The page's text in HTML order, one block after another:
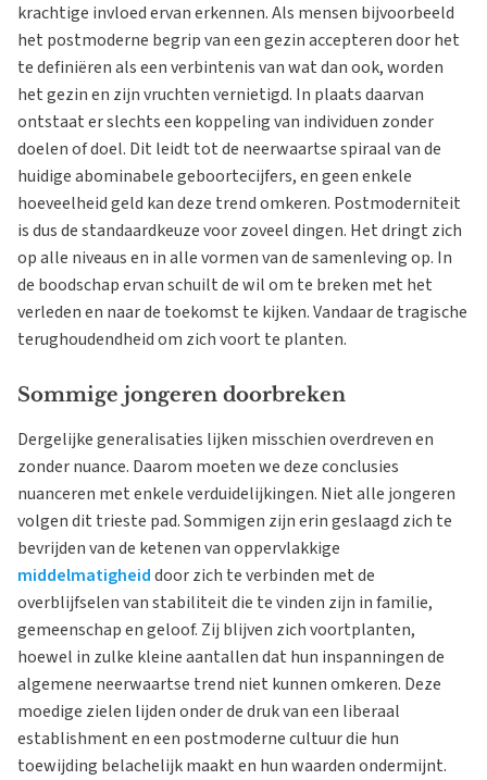
krachtige invloed ervan erkennen. Als mensen bijvoorbeeld
het postmoderne begrip van een gezin accepteren door het
te definiëren als een verbintenis van wat dan ook, worden
het gezin en zijn vruchten vernietigd. In plaats daarvan
ontstaat er slechts een koppeling van individuen zonder
doelen of doel. Dit leidt tot de neerwaartse spiraal van de
huidige abominabele geboortecijfers, en geen enkele
hoeveelheid geld kan deze trend omkeren. Postmoderniteit
is dus de standaardkeuze voor zoveel dingen. Het dringt zich
op alle niveaus en in alle vormen van de samenleving op. In
de boodschap ervan schuilt de wil om te breken met het
verleden en naar de toekomst te kijken. Vandaar de tragische
terughoudendheid om zich voort te planten.
Sommige jongeren doorbreken
Dergelijke generalisaties lijken misschien overdreven en
zonder nuance. Daarom moeten we deze conclusies
nuanceren met enkele verduidelijkingen. Niet alle jongeren
volgen dit trieste pad. Sommigen zijn erin geslaagd zich te
bevrijden van de ketenen van oppervlakkige
middelmatigheiddoor zich te verbinden met de
overblijfselen van stabiliteit die te vinden zijn in familie,
gemeenschap en geloof. Zij blijven zich voortplanten,
hoewel in zulke kleine aantallen dat hun inspanningen de
algemene neerwaartse trend niet kunnen omkeren. Deze
moedige zielen lijden onder de druk van een liberaal
establishment en een postmoderne cultuur die hun
toewijding belachelijk maakt en hun waarden ondermijnt.